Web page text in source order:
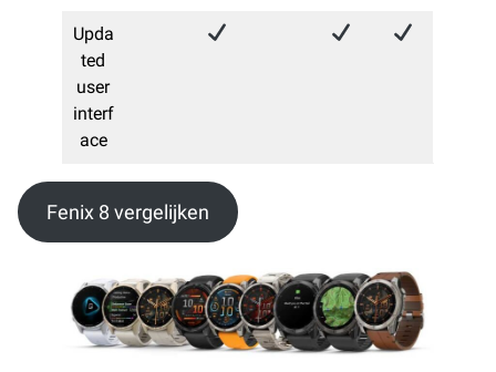
Upda
ted
user
interf
ace
Fenix 8 vergelijken